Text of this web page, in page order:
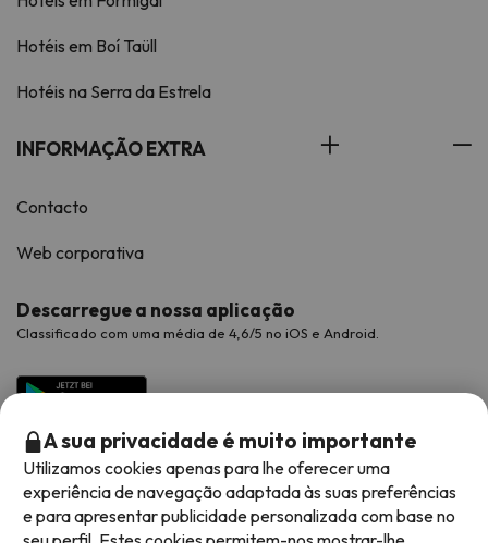
Hotéis em Boí Taüll
Hotéis na Serra da Estrela
INFORMAÇÃO EXTRA
Contacto
Web corporativa
Descarregue a nossa aplicação
Classificado com uma média de 4,6/5 no iOS e Android.
A sua privacidade é muito importante
Utilizamos cookies apenas para lhe oferecer uma
experiência de navegação adaptada às suas preferências
e para apresentar publicidade personalizada com base no